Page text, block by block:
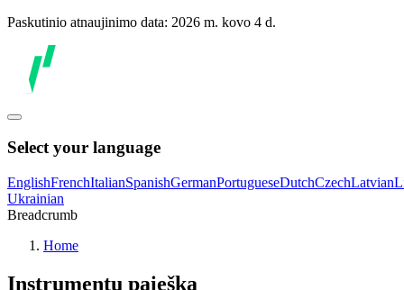
Paskutinio atnaujinimo data: 2026 m. kovo 4 d.
Select your language
EnglishFrenchItalianSpanishGermanPortugueseDutchCzechLatvian
Ukrainian
Breadcrumb
Home
Instrumentų paieška